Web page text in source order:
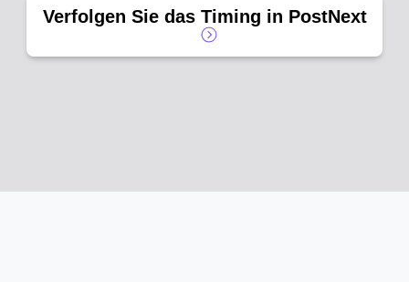
Verfolgen Sie das Timing in PostNext